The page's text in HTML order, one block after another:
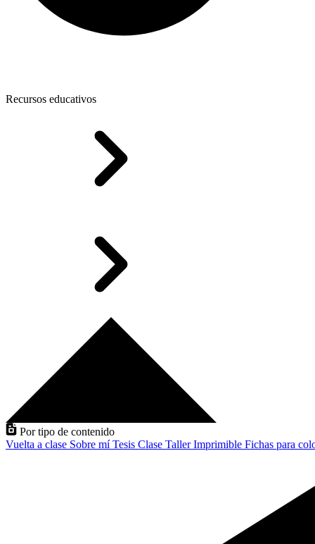
Recursos educativos
Por tipo de contenido
Vuelta a clase Sobre míTesis Clase TallerImprimible Fichas para